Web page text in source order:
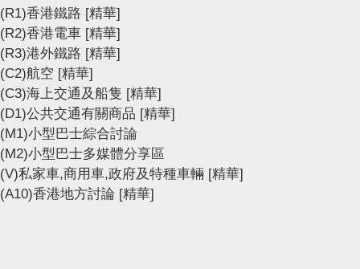
(R1)香港鐵路 [精華]
(R2)香港電車 [精華]
(R3)港外鐵路 [精華]
(C2)航空 [精華]
(C3)海上交通及船隻 [精華]
(D1)公共交通有關商品 [精華]
(M1)小型巴士綜合討論
(M2)小型巴士多媒體分享區
(V)私家車,商用車,政府及特種車輛 [精華]
(A10)香港地方討論 [精華]